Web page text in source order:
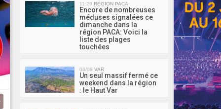
11:29 RÉGION PACA
Encore de nombreuses
méduses signalées ce
dimanche dans la
région PACA: Voici la
liste des plages
touchées
08/08 VAR
Un seul massif fermé ce
weekend dans la région
: le Haut Var